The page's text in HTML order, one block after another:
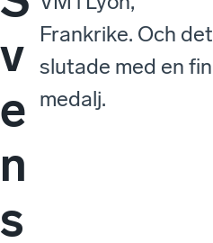
v
e
n
s
Frankrike. Och det
slutade med en fin
medalj.